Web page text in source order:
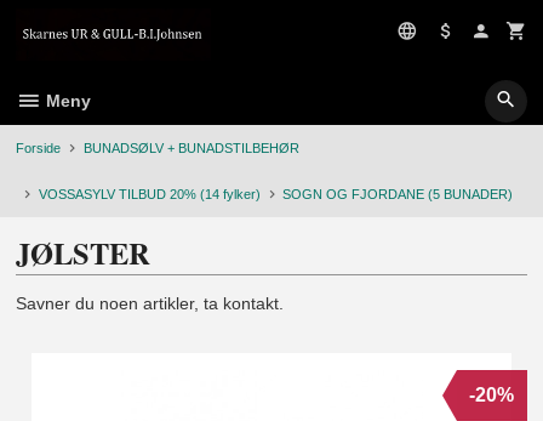
Meny
Forside BUNADSØLV + BUNADSTILBEHØR
VOSSASYLV TILBUD 20% (14 fylker) SOGN OG FJORDANE (5 BUNADER)
JØLSTER
Savner du noen artikler, ta kontakt.
-20%